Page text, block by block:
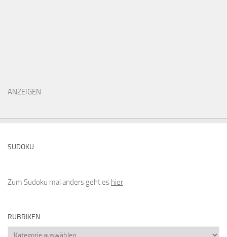
ANZEIGEN
SUDOKU
Zum Sudoku mal anders geht es hier
RUBRIKEN
Rubriken